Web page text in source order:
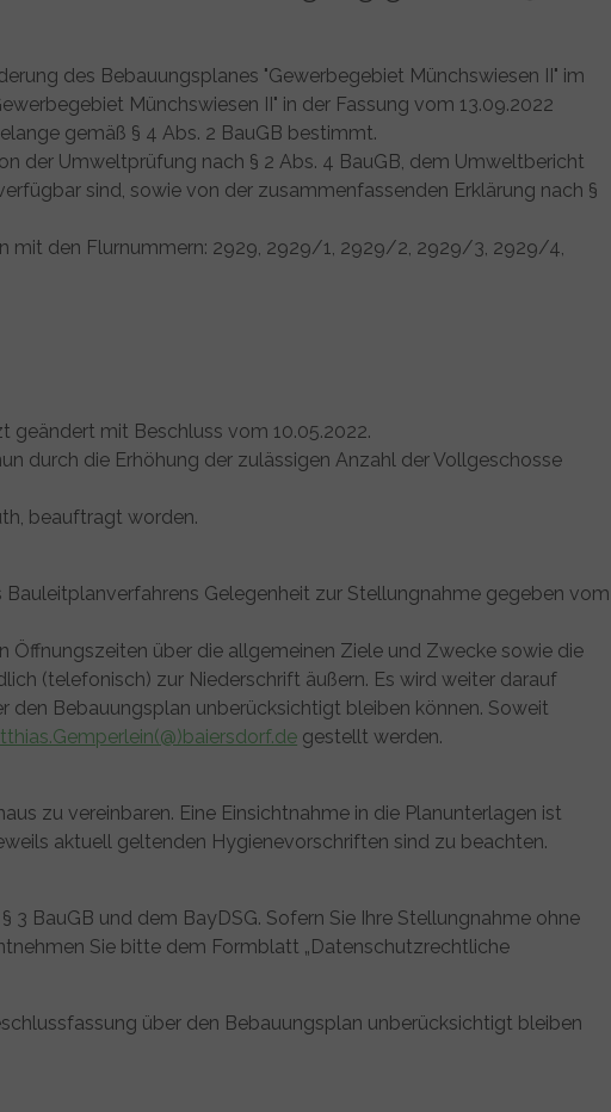
des Bebauungsplanes "Gewerbegebiet Münchswiesen II" im
Münchswiesen II" in der Fassung vom 13.09.2022
gemäß § 4 Abs. 2 BauGB bestimmt.
der Umweltprüfung nach § 2 Abs. 4 BauGB, dem Umweltbericht
sind, sowie von der zusammenfassenden Erklärung nach §
mit den Flurnummern: 2929, 2929/1, 2929/2, 2929/3, 2929/4,
geändert mit Beschluss vom 10.05.2022.
durch die Erhöhung der zulässigen Anzahl der Vollgeschosse
beauftragt worden.
Gelegenheit zur Stellungnahme gegeben vom
Öffnungszeiten über die allgemeinen Ziele und Zwecke sowie die
(telefonisch) zur Niederschrift äußern. Es wird weiter darauf
Bebauungsplan unberücksichtigt bleiben können. Soweit
gestellt werden.
zu vereinbaren. Eine Einsichtnahme in die Planunterlagen ist
aktuell geltenden Hygienevorschriften sind zu beachten.
3 BauGB und dem BayDSG. Sofern Sie Ihre Stellungnahme ohne
Sie bitte dem Formblatt „Datenschutzrechtliche
über den Bebauungsplan unberücksichtigt bleiben